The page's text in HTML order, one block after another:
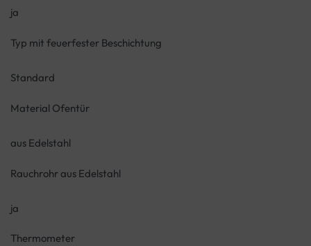
ja
Typ mit feuerfester Beschichtung
Standard
Material Ofentür
aus Edelstahl
Rauchrohr aus Edelstahl
ja
Thermometer